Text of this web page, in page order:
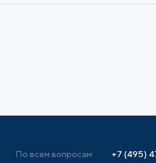
По всем вопросам: +7 (495)